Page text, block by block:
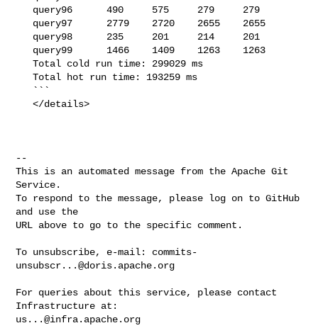
   Total cold run time: 299029 ms
   Total hot run time: 193259 ms
   </details>
--
This is an automated message from the Apache Git
Service.
To respond to the message, please log on to GitHub
and use the
URL above to go to the specific comment.
To unsubscribe, e-mail: commits-
unsubscr...@doris.apache.org
For queries about this service, please contact
us...@infra.apache.org